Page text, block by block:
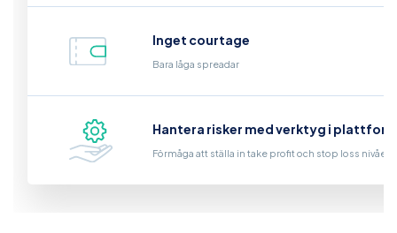
Inget courtage
Bara låga spreadar
Hantera risker med verktyg i
Förmåga att ställa in take profit och stop loss nivåer